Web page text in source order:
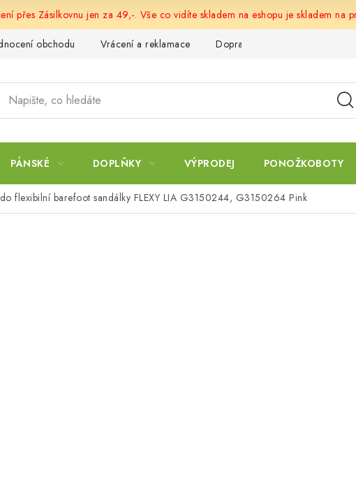
přes Zásilkovnu jen za 49,-. Vše co vidíte skladem na eshopu je skladem na
obchodu Vrácení a reklamace Doprava a platba
PÁNSKÉ DOPLŇKY VÝPRODEJ PONOŽKOBOTY
flexibilní barefoot sandálky FLEXY LIA G3150244, G3150264 Pink